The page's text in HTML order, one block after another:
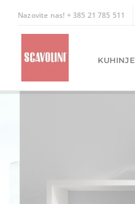
Nazovite nas! + 385 21 785 511
KUHINJE